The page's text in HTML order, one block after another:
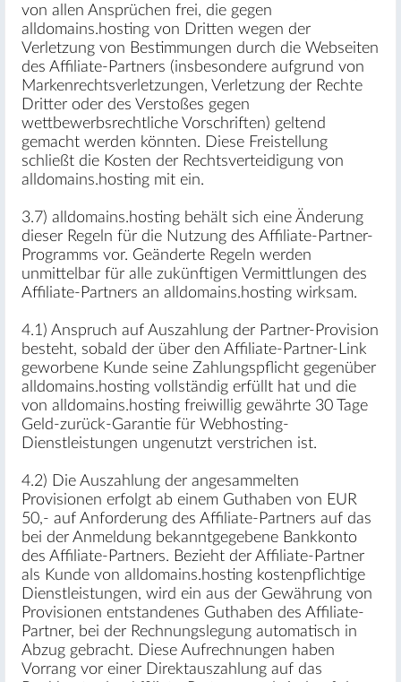
von allen Ansprüchen frei, die gegen
alldomains.hosting von Dritten wegen der
Verletzung von Bestimmungen durch die Webseiten
des Affiliate-Partners (insbesondere aufgrund von
Markenrechtsverletzungen, Verletzung der Rechte
Dritter oder des Verstoßes gegen
wettbewerbsrechtliche Vorschriften) geltend
gemacht werden könnten. Diese Freistellung
schließt die Kosten der Rechtsverteidigung von
alldomains.hosting mit ein.
3.7) alldomains.hosting behält sich eine Änderung
dieser Regeln für die Nutzung des Affiliate-Partner-
Programms vor. Geänderte Regeln werden
unmittelbar für alle zukünftigen Vermittlungen des
Affiliate-Partners an alldomains.hosting wirksam.
4.1) Anspruch auf Auszahlung der Partner-Provision
besteht, sobald der über den Affiliate-Partner-Link
geworbene Kunde seine Zahlungspflicht gegenüber
alldomains.hosting vollständig erfüllt hat und die
von alldomains.hosting freiwillig gewährte 30 Tage
Geld-zurück-Garantie für Webhosting-
Dienstleistungen ungenutzt verstrichen ist.
4.2) Die Auszahlung der angesammelten
Provisionen erfolgt ab einem Guthaben von EUR
50,- auf Anforderung des Affiliate-Partners auf das
bei der Anmeldung bekanntgegebene Bankkonto
des Affiliate-Partners. Bezieht der Affiliate-Partner
als Kunde von alldomains.hosting kostenpflichtige
Dienstleistungen, wird ein aus der Gewährung von
Provisionen entstandenes Guthaben des Affiliate-
Partner, bei der Rechnungslegung automatisch in
Abzug gebracht. Diese Aufrechnungen haben
Vorrang vor einer Direktauszahlung auf das